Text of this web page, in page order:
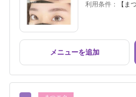
利用条件：
【ま
メニューを追加